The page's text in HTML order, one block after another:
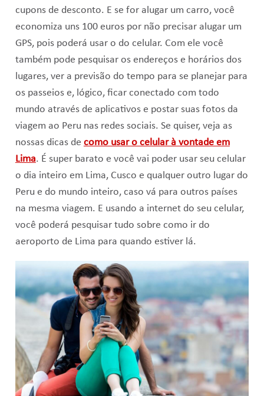
cupons de desconto. E se for alugar um carro, você
economiza uns 100 euros por não precisar alugar um
GPS, pois poderá usar o do celular. Com ele você
também pode pesquisar os endereços e horários dos
lugares, ver a previsão do tempo para se planejar para
os passeios e, lógico, ficar conectado com todo
mundo através de aplicativos e postar suas fotos da
viagem ao Peru nas redes sociais. Se quiser, veja as
nossas dicas de como usar o celular à vontade em
Lima. É super barato e você vai poder usar seu celular
o dia inteiro em Lima, Cusco e qualquer outro lugar do
Peru e do mundo inteiro, caso vá para outros países
na mesma viagem. E usando a internet do seu celular,
você poderá pesquisar tudo sobre como ir do
aeroporto de Lima para quando estiver lá.